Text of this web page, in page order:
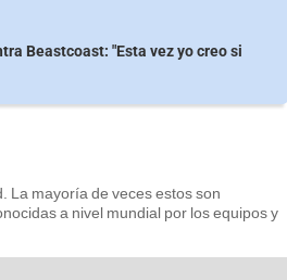
Beastcoast: "Esta vez yo creo si
La mayoría de veces estos son
a nivel mundial por los equipos y